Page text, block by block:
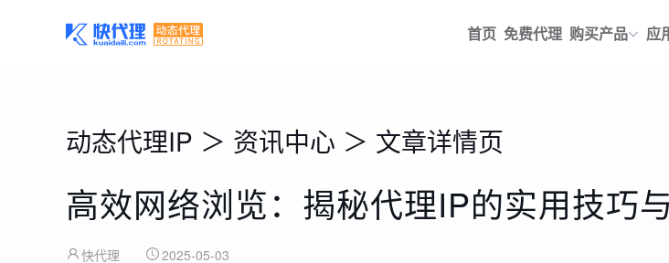
首页 免费代理 购买产品 应
动态代理IP ＞ 资讯中心 ＞ 文章详情页
高效网络浏览：揭秘代理IP的实用技巧
快代理 2025-05-03